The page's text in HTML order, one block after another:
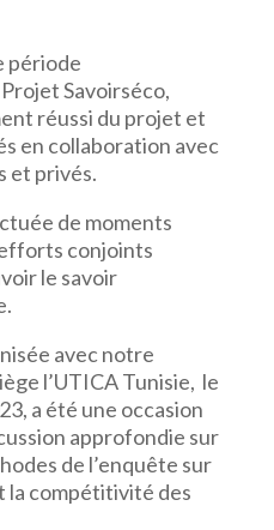
période
Savoirséco,
réussi du projet et
en collaboration avec
et privés.
de moments
conjoints
le savoir
avec notre
l’UTICA Tunisie, le
a été une occasion
approfondie sur
de l’enquête sur
la compétitivité des